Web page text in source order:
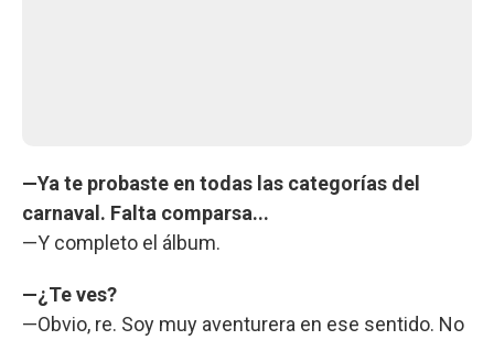
—Ya te probaste en todas las categorías del
carnaval. Falta comparsa...
—Y completo el álbum.
—¿Te ves?
—Obvio, re. Soy muy aventurera en ese sentido. No